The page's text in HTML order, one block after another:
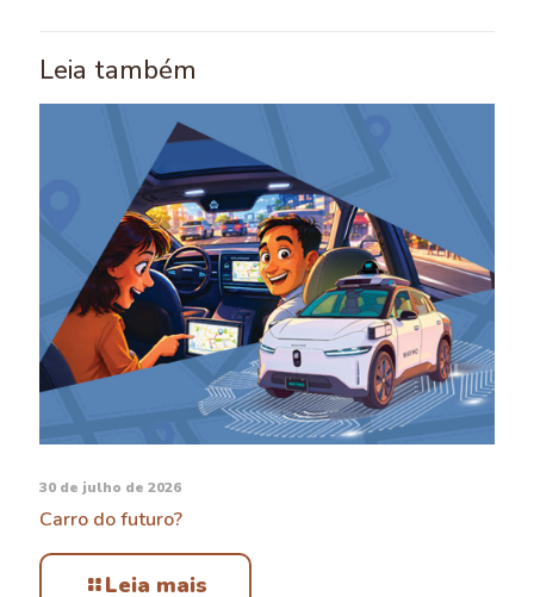
Leia também
30 de julho de 2026
Carro do futuro?
Leia mais